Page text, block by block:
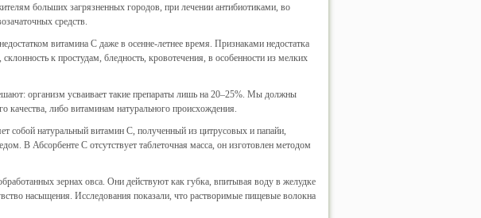
больших загрязненных городов, при лечении антибиотиками, во
средств.
витамина С даже в осенне-летнее время. Признаками недостатка
к простудам, бледность, кровотечения, в особенности из мелких
организм усваивает такие препараты лишь на 20–25%. Мы должны
качества, либо витаминам натурального происхождения.
собой натуральный витамин С, полученный из цитрусовых и папайи,
В Абсорбенте С отсутствует таблеточная масса, он изготовлен методом
зернах овса. Они действуют как губка, впитывая воду в желудке
насыщения. Исследования показали, что растворимые пищевые волокна